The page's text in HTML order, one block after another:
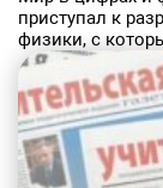
приступал к
физики, с